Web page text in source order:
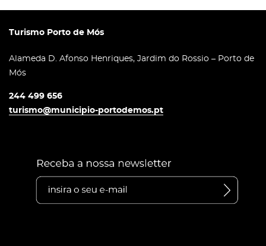
Turismo Porto de Mós
Alameda D. Afonso Henriques, Jardim do Rossio – Porto de
Mós
244 499 656
turismo@municipio-portodemos.pt